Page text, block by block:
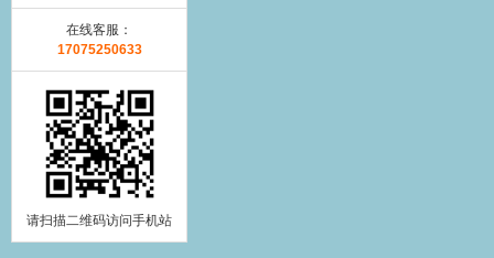
在线客服：
17075250633
请扫描二维码访问手机站